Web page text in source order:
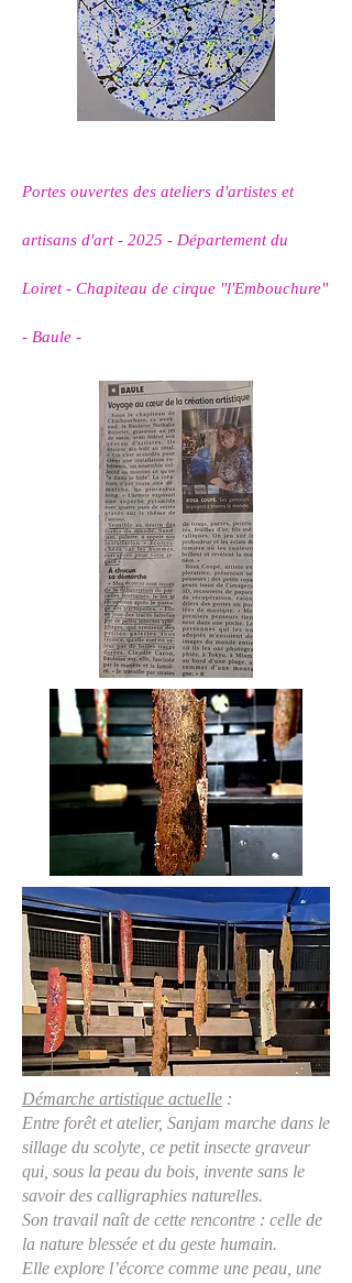
Portes ouvertes des ateliers d'artistes et
artisans d'art - 2025 - Département du
Loiret - Chapiteau de cirque "l'Embouchure"
- Baule -
Démarche artistique actuelle :
Entre forêt et atelier, Sanjam marche dans le
sillage du scolyte, ce petit insecte graveur
qui, sous la peau du bois, invente sans le
savoir des calligraphies naturelles.
Son travail naît de cette rencontre : celle de
la nature blessée et du geste humain.
Elle explore l’écorce comme une peau, une